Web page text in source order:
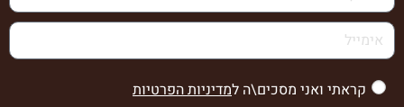
קראתי ואני מסכים\ה למדיניות הפרטיות